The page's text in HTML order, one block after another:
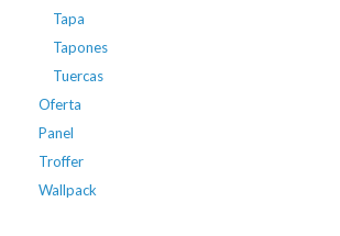
Tapa
Tapones
Tuercas
Oferta
Panel
Troffer
Wallpack